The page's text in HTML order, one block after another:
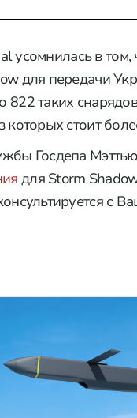
усомнилась в
для передачи
822 таких
которых стоит
Госдепа
для Storm
с